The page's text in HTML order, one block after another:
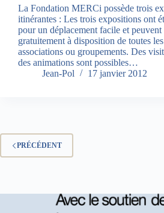
La Fondation MERCi possède trois
itinérantes : Les trois expositions ont
pour un déplacement facile et peuvent
gratuitement à disposition de toutes
associations ou groupements. Des
des animations sont possibles…
Jean-Pol
17 janvier 2012
PRÉCÉDENT